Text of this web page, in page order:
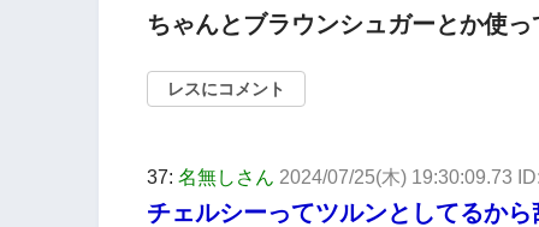
ちゃんとブラウンシュガーとか使
レスにコメント
37: 名無しさん 2024/07/25(木) 19:30:09.73
チェルシーってツルンとしてるか